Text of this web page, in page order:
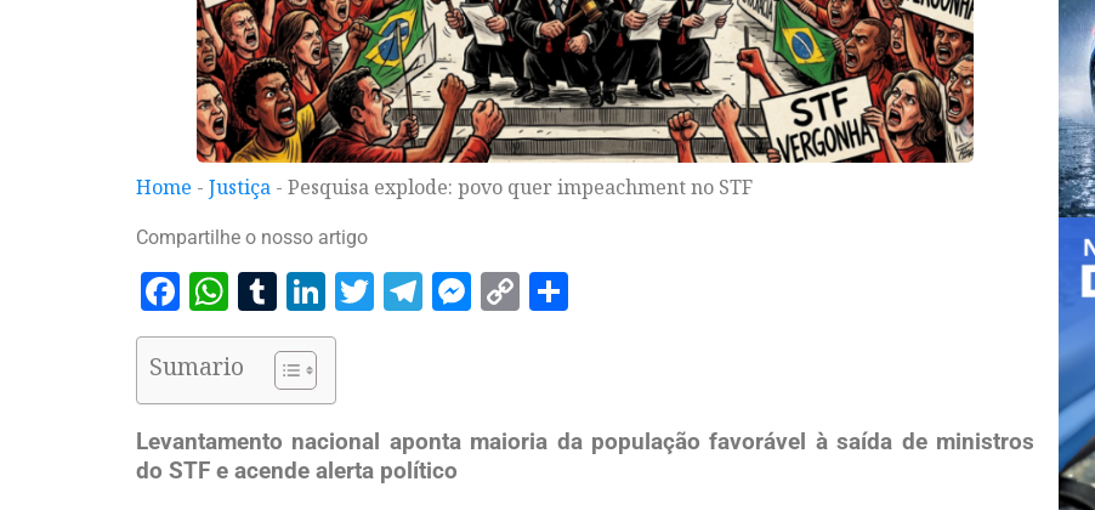
Home - Justiça - Pesquisa explode: povo quer impeachment no STF
Compartilhe o nosso artigo
Facebook
WhatsApp
Tumblr
LinkedIn
Twitter
Telegram
Messenger
Copy
Sumario
Levantamento nacional aponta maioria da população favorável à saída de ministros
do STF e acende alerta político